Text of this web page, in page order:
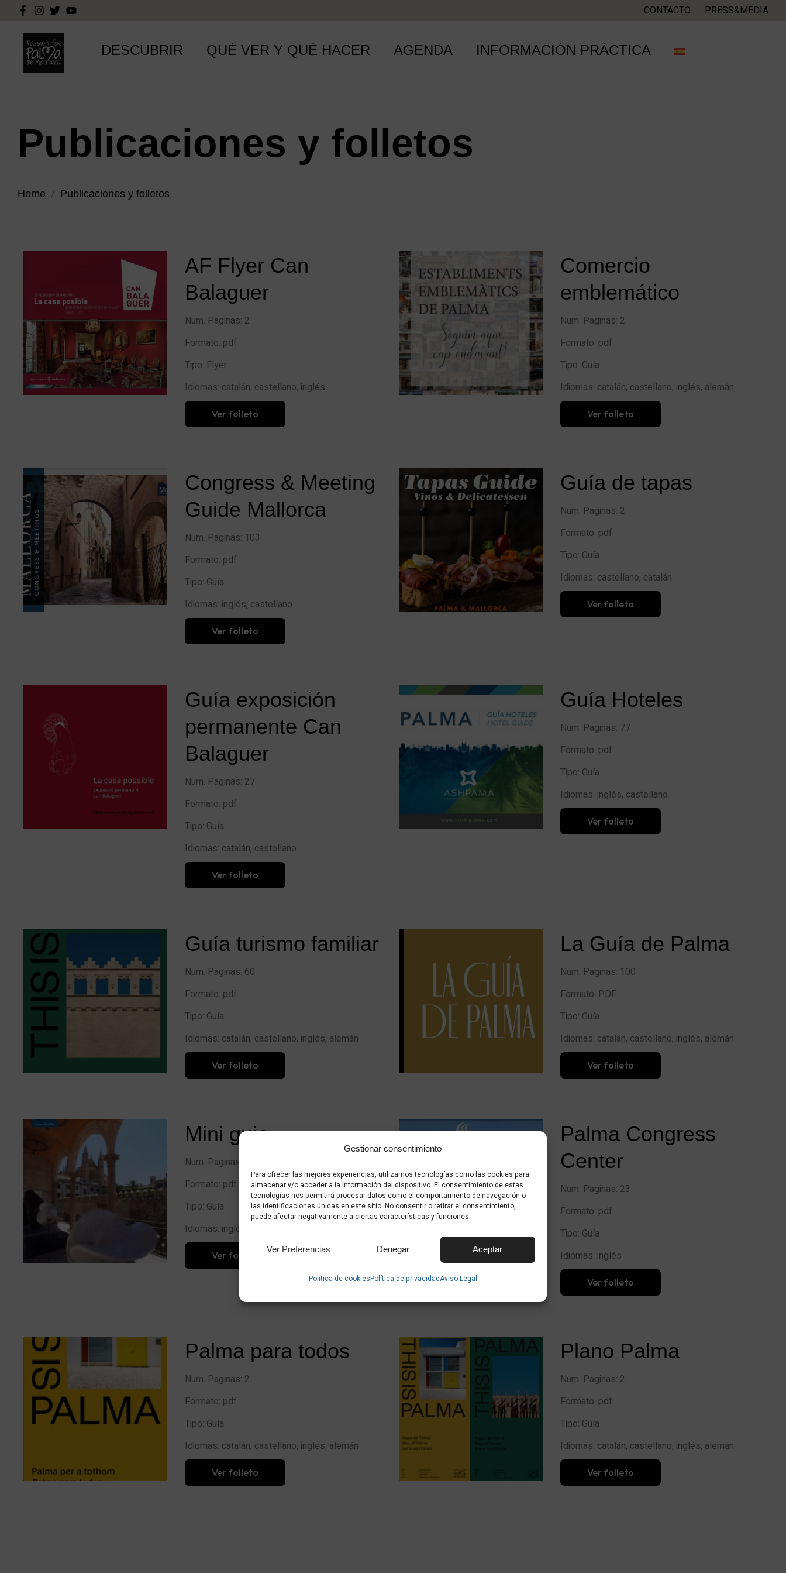
Gestionar consentimiento
Para ofrecer las mejores experiencias, utilizamos tecnologías como las cookies para
almacenar y/o acceder a la información del dispositivo. El consentimiento de estas
tecnologías nos permitirá procesar datos como el comportamiento de navegación o
las identificaciones únicas en este sitio. No consentir o retirar el consentimiento,
puede afectar negativamente a ciertas características y funciones.
Aceptar
Denegar
Ver Preferencias
Política de cookiesPolítica de privacidadAviso Legal
CONTACTO PRESS&MEDIA
DESCUBRIR QUÉ VER Y QUÉ HACER AGENDA INFORMACIÓN PRÁCTICA
Publicaciones y folletos
Home Publicaciones y folletos
AF Flyer Can
Balaguer
Num. Paginas: 2
Formato: pdf
Tipo: Flyer
Idiomas: catalán, castellano, inglés
Ver folleto
Comercio
emblemático
Num. Paginas: 2
Formato: pdf
Tipo: Guía
Idiomas: catalán, castellano, inglés, alemán
Ver folleto
Congress & Meeting
Guide Mallorca
Num. Paginas: 103
Formato: pdf
Tipo: Guía
Idiomas: inglés, castellano
Ver folleto
Guía de tapas
Num. Paginas: 2
Formato: pdf
Tipo: Guía
Idiomas: castellano, catalán
Ver folleto
Guía exposición
permanente Can
Balaguer
Num. Paginas: 27
Formato: pdf
Tipo: Guía
Idiomas: catalán, castellano
Ver folleto
Guía Hoteles
Num. Paginas: 77
Formato: pdf
Tipo: Guía
Idiomas: inglés, castellano
Ver folleto
Guía turismo familiar
Num. Paginas: 60
Formato: pdf
Tipo: Guía
Idiomas: catalán, castellano, inglés, alemán
Ver folleto
La Guía de Palma
Num. Paginas: 100
Formato: PDF
Tipo: Guía
Idiomas: catalán, castellano, inglés, alemán
Ver folleto
Mini guia
Num. Paginas: 18
Formato: pdf
Tipo: Guía
Idiomas: inglés, castellano
Ver folleto
Palma Congress
Center
Num. Paginas: 23
Formato: pdf
Tipo: Guía
Idiomas: inglés
Ver folleto
Palma para todos
Num. Paginas: 2
Formato: pdf
Tipo: Guía
Idiomas: catalán, castellano, inglés, alemán
Ver folleto
Plano Palma
Num. Paginas: 2
Formato: pdf
Tipo: Guía
Idiomas: catalán, castellano, inglés, alemán
Ver folleto